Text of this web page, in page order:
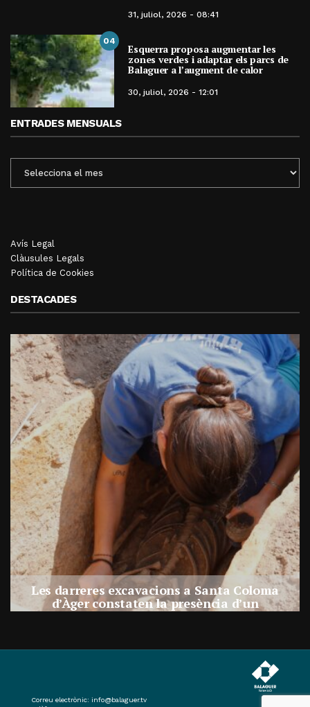
31, juliol, 2026 - 08:41
04
Esquerra proposa augmentar les
zones verdes i adaptar els parcs de
Balaguer a l’augment de calor
30, juliol, 2026 - 12:01
ENTRADES MENSUALS
MENSUALS
Avís Legal
Clàusules Legals
Política de Cookies
DESTACADES
Les darreres excavacions a Santa Coloma
d’Àger constaten la presència d’un
assentament al costat de la necròpolis
Correu electrònic: info@balaguer.tv